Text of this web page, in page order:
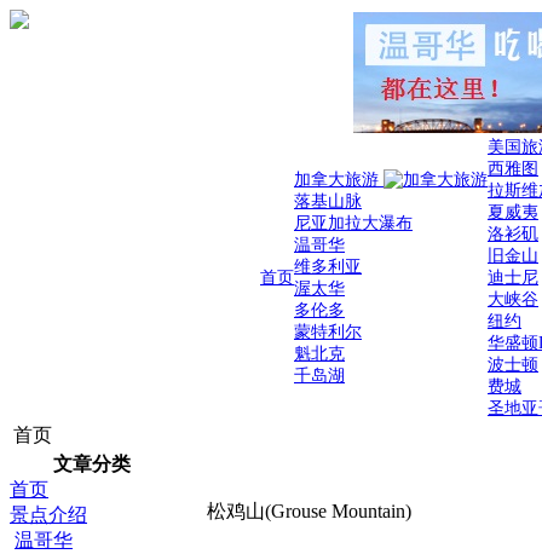
首页
加拿大旅游
落基山脉
尼亚加拉大瀑布
温哥华
维多利亚
渥太华
多伦多
蒙特利尔
魁北克
千岛湖
美国
西雅图
拉斯维
夏威夷
洛衫矶
旧金山
迪士尼
大峡谷
纽约
华盛顿
波士顿
费城
圣地亚
首页
文章分类
首页
景点介绍
温哥华
松鸡山(Grouse Mountain)